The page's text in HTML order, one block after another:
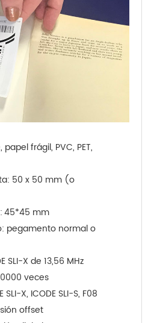
frágil, PVC, PET,
50 x 50 mm (o
45*45 mm
pegamento normal o
SLI-X de 13,56 MHz
veces
SLI-X, ICODE SLI-S, F08
offset